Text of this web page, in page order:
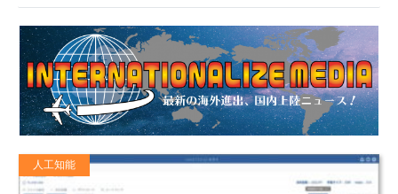
人工知能